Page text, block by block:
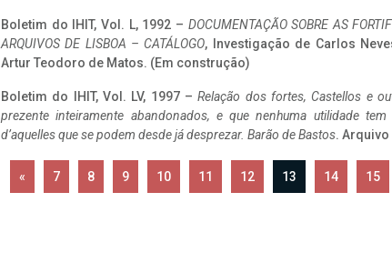
Boletim do IHIT, Vol. L, 1992 – DOCUMENTAÇÃO SOBRE AS
ARQUIVOS DE LISBOA – CATÁLOGO, Investigação de Carlos
Artur Teodoro de Matos. (Em construção)
Boletim do IHIT, Vol. LV, 1997 –Relação dos fortes, Castellos e
prezente inteiramente abandonados, e que nenhuma utilidade
d’aquelles que se podem desde já desprezar. Barão de Bastos.
« 7 8 9 10 11 12 13 14 15